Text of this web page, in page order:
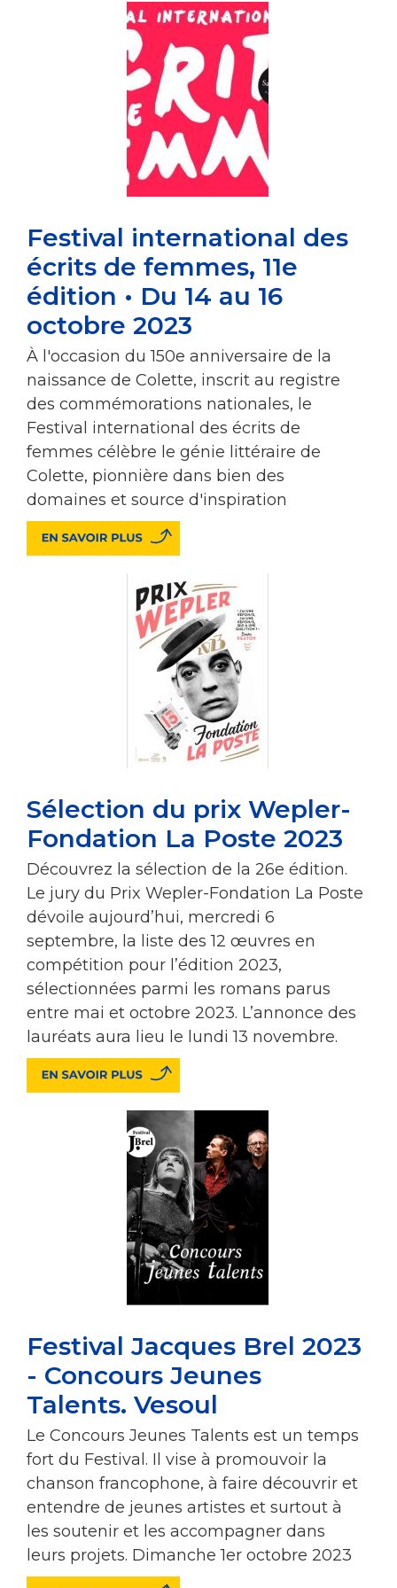
Festival international des
écrits de femmes, 11e
édition • Du 14 au 16
octobre 2023
À l'occasion du 150e anniversaire de la
naissance de Colette, inscrit au registre
des commémorations nationales, le
Festival international des écrits de
femmes célèbre le génie littéraire de
Colette, pionnière dans bien des
domaines et source d'inspiration
Sélection du prix Wepler-
Fondation La Poste 2023
Découvrez la sélection de la 26e édition.
Le jury du Prix Wepler-Fondation La Poste
dévoile aujourd’hui, mercredi 6
septembre, la liste des 12 œuvres en
compétition pour l’édition 2023,
sélectionnées parmi les romans parus
entre mai et octobre 2023. L’annonce des
lauréats aura lieu le lundi 13 novembre.
Festival Jacques Brel 2023
- Concours Jeunes
Talents. Vesoul
Le Concours Jeunes Talents est un temps
fort du Festival. Il vise à promouvoir la
chanson francophone, à faire découvrir et
entendre de jeunes artistes et surtout à
les soutenir et les accompagner dans
leurs projets. Dimanche 1er octobre 2023